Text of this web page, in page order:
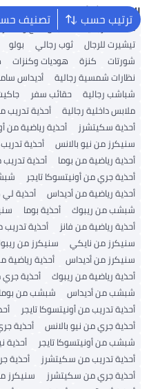
ترتيب حسب تصنيف البحث الشائع
محفظة رجالية ملابس الحج
تيشيرت للرجال
ثوب رجالي بولو
شورتات
كنزة هوديات وكنزات
نظارات شمسية رجالية
أديداس
شباشب رجالية
حقائب سفر
ملابس داخلية رجالية
أحذية تدريب
أحذية سكيتشرز
أحذية رياضية من
سنيكرز من نيو بالانس
أحذية
أحذية رياضية من بوما
أحذية
أحذية جري من أونيتسوكا تايجر
أحذية رياضية من أديداس
أحذية لي
شبشب من ريبوك
أحذية بوما
أحذية رياضية من فانز
أحذية تدريب
سنيكرز من نايكي
سنيكرز من
سنيكرز من أديداس
أحذية
أحذية رياضية من ريبوك
أحذية
شبشب من أديداس
شبشب من بوما
أحذية تدريب من أونيتسوكا تايجر
أحذية جري من نيو بالانس
أحذية
شبشب من أونيتسوكا تايجر
أحذية
أحذية تدريب من سكيتشرز
أحذية
أحذية جري من سكيتشرز
سنيكرز